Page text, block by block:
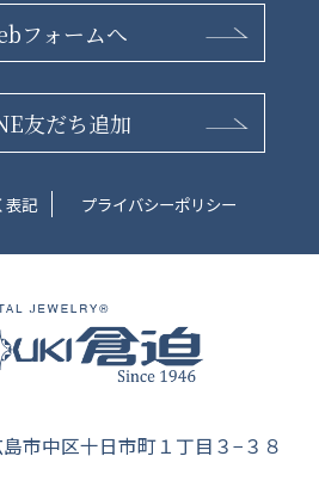
フォームへ
友だち追加
表記 プライバシーポリシー
市中区十日市町１丁目３−３８